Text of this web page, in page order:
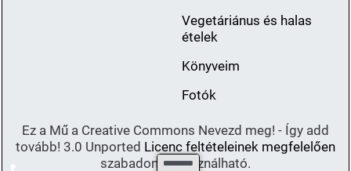
Vegetáriánus és halas
ételek
Könyveim
Fotók
Ez a Mű a Creative Commons Nevezd meg! - Így add
tovább! 3.0 Unported Licenc feltételeinek megfelelően
szabadon felhasználható.